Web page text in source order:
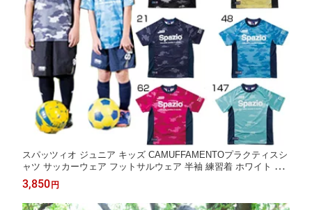
スパッツィオ ジュニア キッズ CAMUFFAMENTOプラクティスシ
ャツ サッカーウェア フットサルウェア 半袖 練習着 ホワイト 白
ブラック 黒 ネイビー ブルー 青 イエロー ピンク 送料無料 Spazio
GE0381 GE-0381
3,850 円